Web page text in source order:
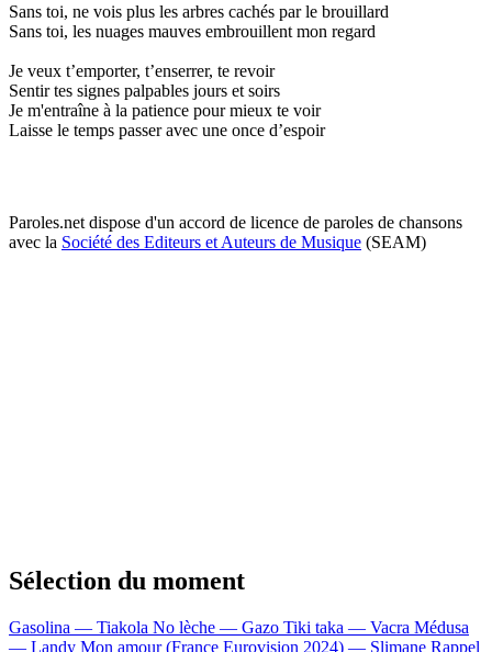
Sans toi, ne vois plus les arbres cachés par le brouillard
Sans toi, les nuages mauves embrouillent mon regard
Je veux t’emporter, t’enserrer, te revoir
Sentir tes signes palpables jours et soirs
Je m'entraîne à la patience pour mieux te voir
Laisse le temps passer avec une once d’espoir
Paroles.net dispose d'un accord de licence de paroles de chansons
avec la Société des Editeurs et Auteurs de Musique (SEAM)
Sélection du moment
Gasolina — Tiakola No lèche — Gazo Tiki taka — Vacra Médusa
— Landy Mon amour (France Eurovision 2024) — Slimane Rappel